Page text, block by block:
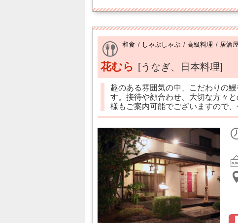
和食 / しゃぶしゃぶ / 高級料理 / 居酒屋
花むら [うなぎ、日本料理]
趣のある雰囲気の中、こだわりの
す。接待や顔合わせ、大切な方々
様もご案内可能でございますので